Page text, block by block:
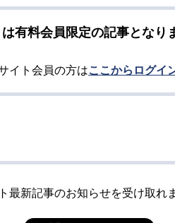
有料会員限定の記事となり
イト会員の方はここからログイ
最新記事のお知らせを受け取れ